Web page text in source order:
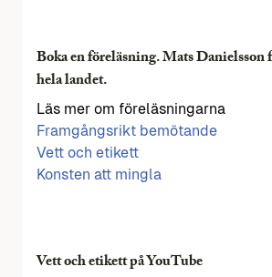
Boka en föreläsning. Mats Danielsson
hela landet.
Läs mer om föreläsningarna
Framgångsrikt bemötande
Vett och etikett
Konsten att mingla
Vett och etikett på YouTube